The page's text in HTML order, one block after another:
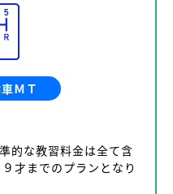
ＭＴ
的な教習料金は全て含
才までのプランとなり